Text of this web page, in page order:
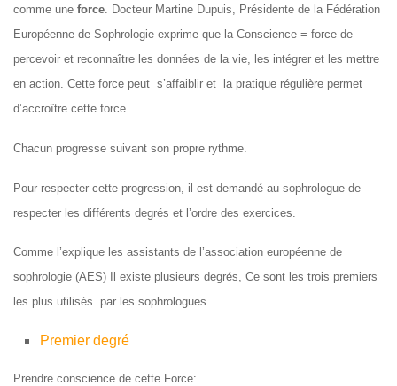
comme une force. Docteur Martine Dupuis, Présidente de la Fédération
Européenne de Sophrologie exprime que la Conscience = force de
percevoir et reconnaître les données de la vie, les intégrer et les mettre
en action. Cette force peut s’affaiblir et la pratique régulière permet
d’accroître cette force
Chacun progresse suivant son propre rythme.
Pour respecter cette progression, il est demandé au sophrologue de
respecter les différents degrés et l’ordre des exercices.
Comme l’explique les assistants de l’association européenne de
sophrologie (AES) Il existe plusieurs degrés, Ce sont les trois premiers
les plus utilisés par les sophrologues.
Premier degré
Prendre conscience de cette Force: